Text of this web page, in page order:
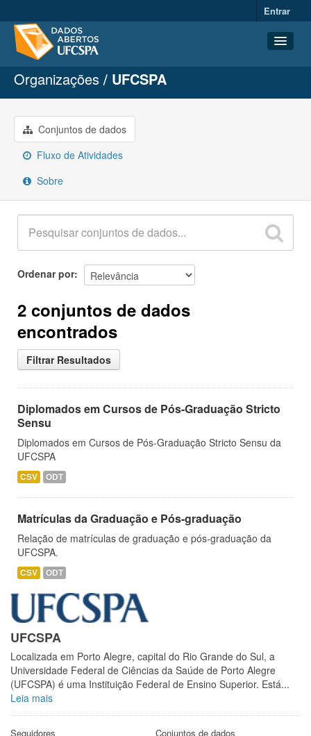
Entrar
Conjuntos de dados
Organizações
Grupos
Sobre
Organizações UFCSPA
Conjuntos de dados
Fluxo de Atividades
Sobre
Ordenar por
2 conjuntos de dados
encontrados
Filtrar Resultados
Diplomados em Cursos de Pós-Graduação Stricto
Sensu
Diplomados em Cursos de Pós-Graduação Stricto Sensu da
UFCSPA
CSV ODT
Matrículas da Graduação e Pós-graduação
Relação de matrículas de graduação e pós-graduação da
UFCSPA.
CSV ODT
UFCSPA
Localizada em Porto Alegre, capital do Rio Grande do Sul, a
Universidade Federal de Ciências da Saúde de Porto Alegre
(UFCSPA) é uma Instituição Federal de Ensino Superior. Está...
Leia mais
Seguidores Conjuntos de dados